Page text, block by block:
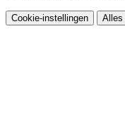
Cookie-instellingen Alles